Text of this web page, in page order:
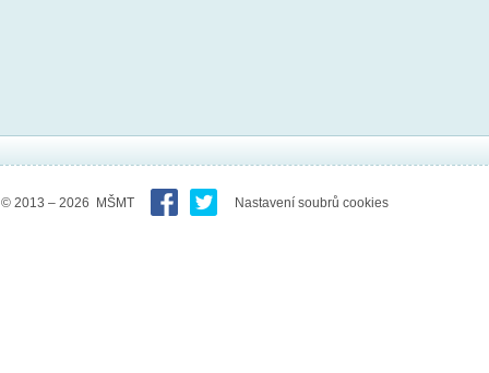
© 2013 – 2026 MŠMT Nastavení soubrů cookies